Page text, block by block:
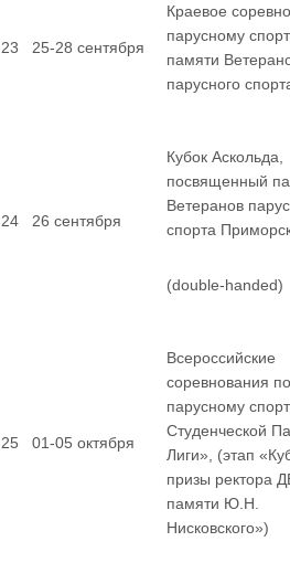
23 25-28 сентября
Краевое
парусному
памяти
парусного
24 26 сентября
Кубок Аскольда,
посвященный
Ветеранов
спорта
(double-handed)
25 01-05 октября
Всероссийские
соревнования по
парусному
Студенческой
Лиги», (этап
призы ректора
памяти Ю.Н.
Нисковского»)